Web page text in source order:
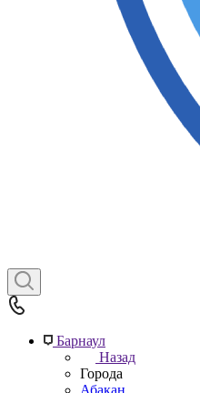
Барнаул
Назад
Города
Абакан